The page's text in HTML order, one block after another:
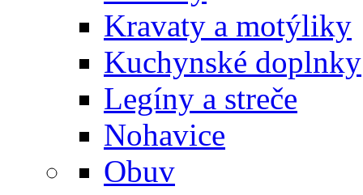
Kravaty a motýliky
Kuchynské doplnky
Legíny a streče
Nohavice
Obuv